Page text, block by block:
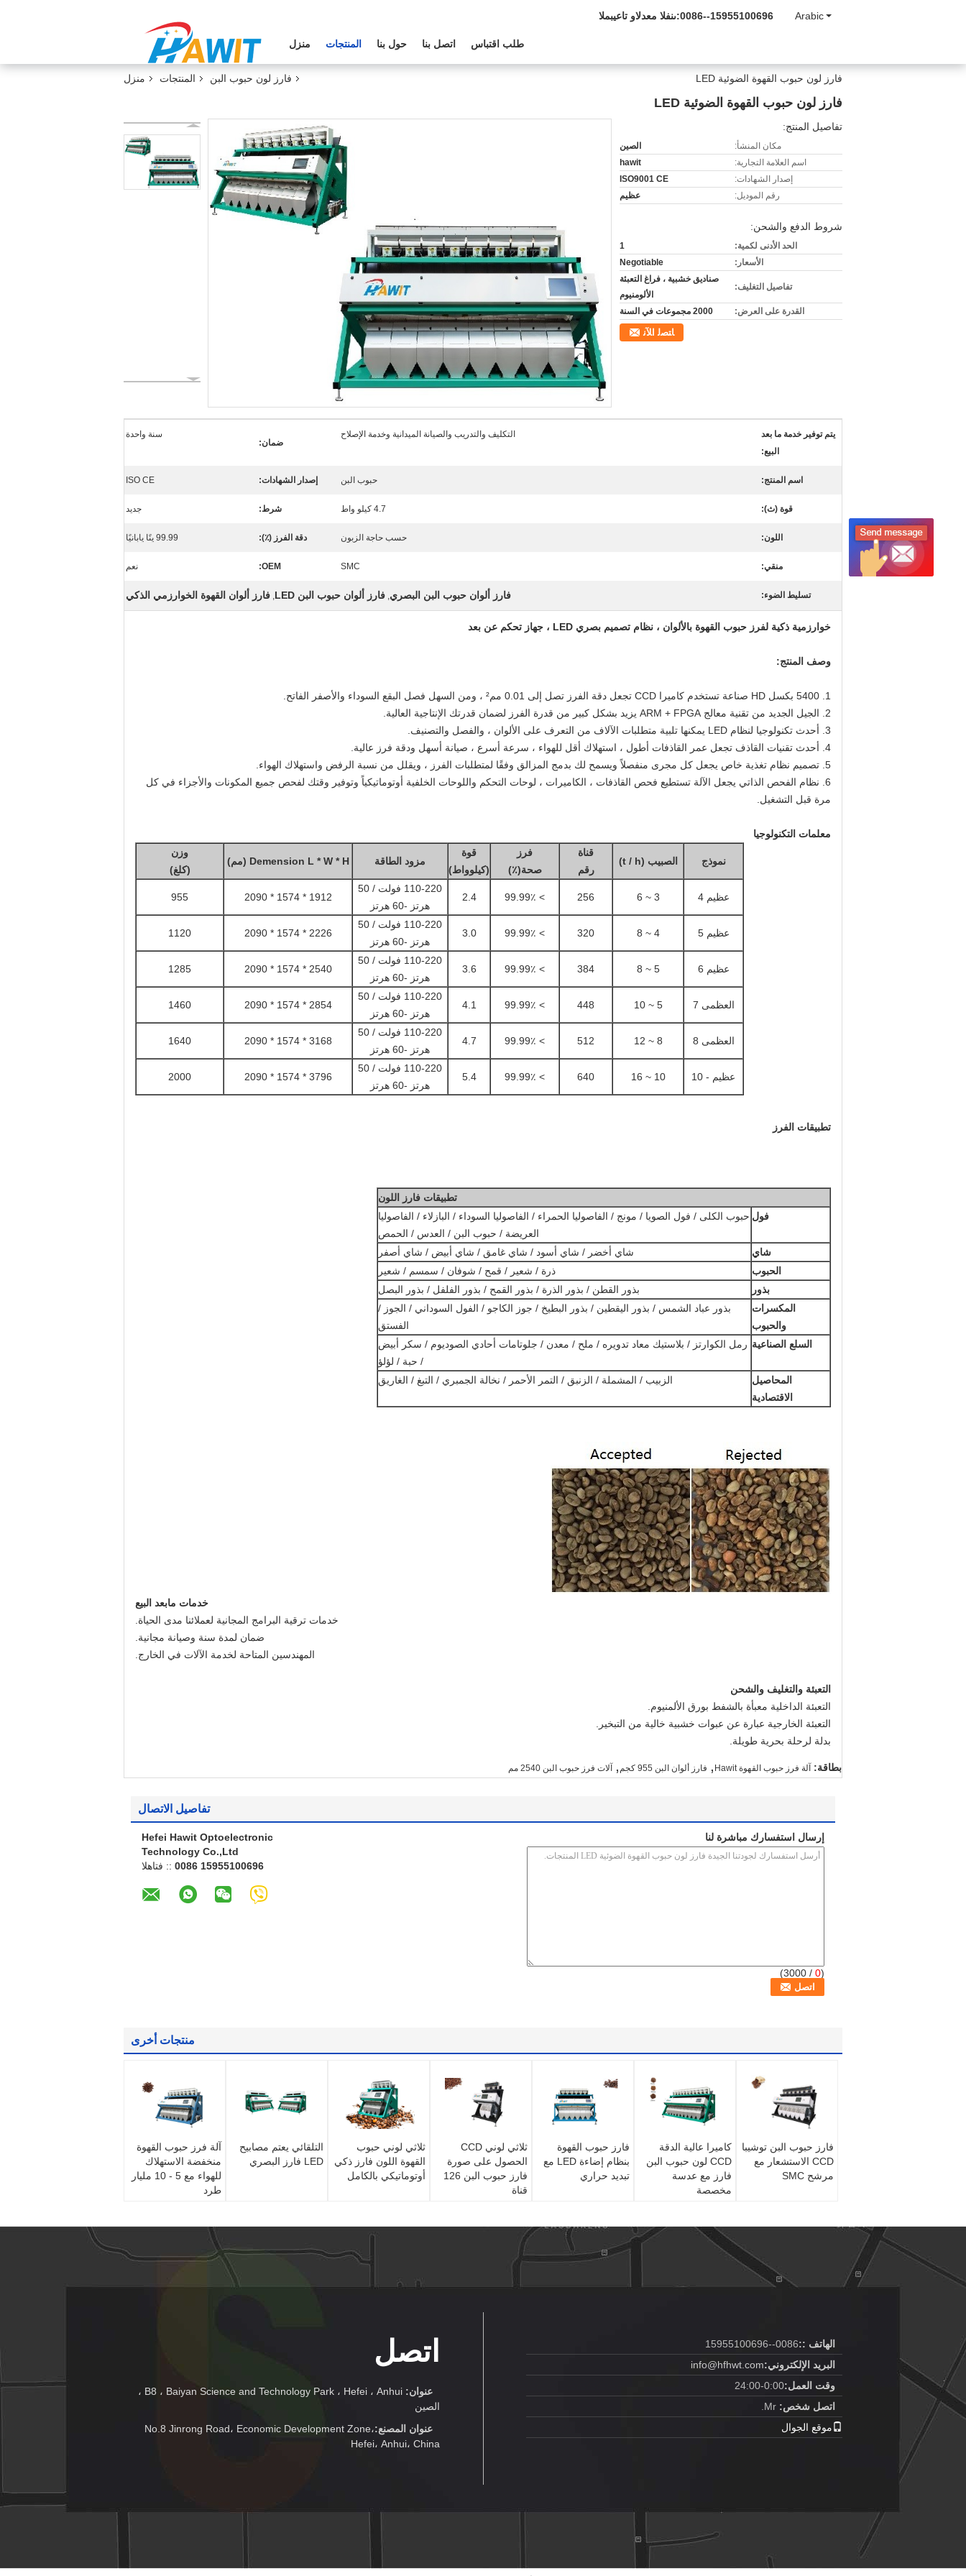
Arabic المبيعات والدعم الفنى:0086--15955100696
منزل المنتجات حول بنا اتصل بنا طلب اقتباس
منزل المنتجات فارز لون حبوب البن فارز لون حبوب القهوة الضوئية LED
فارز لون حبوب القهوة الضوئية LED
تفاصيل المنتج:
مكان المنشأ:
الصين
اسم العلامة التجارية:
hawit
إصدار الشهادات:
ISO9001 CE
رقم الموديل:
عظيم
شروط الدفع والشحن:
الحد الأدنى لكمية:
1
الأسعار:
Negotiable
تفاصيل التغليف:
صناديق خشبية ، فراغ التعبئة
الألومنيوم
القدرة على العرض:
2000 مجموعات في السنة
ﺎﺘﺼﻟ ﺍﻶﻧ
يتم توفير خدمة ما بعد
البيع:
التكليف والتدريب والصيانة الميدانية وخدمة الإصلاح
ضمان:
سنة واحدة
اسم المنتج: حبوب البن إصدار الشهادات: ISO CE
قوة (ث): 4.7 كيلو واط شرط: جديد
اللون: حسب حاجة الزبون دقة الفرز (٪): 99.99 ينًا يابانيًا
منقي: SMC
OEM: نعم
تسليط الضوء: فارز ألوان حبوب البن البصري, فارز ألوان حبوب البن LED , فارز ألوان القهوة الخوارزمي الذكي
خوارزمية ذكية لفرز حبوب القهوة بالألوان ، نظام تصميم بصري LED ، جهاز تحكم عن بعد
وصف المنتج:
1. 5400 بكسل HD صناعة تستخدم كاميرا CCD تجعل دقة الفرز تصل إلى 0.01 مم² ، ومن السهل فصل البقع السوداء والأصفر الفاتح.
2. الجيل الجديد من تقنية معالج ARM + FPGA يزيد بشكل كبير من قدرة الفرز لضمان قدرتك الإنتاجية العالية.
3. أحدث تكنولوجيا لنظام LED يمكنها تلبية متطلبات الآلاف من التعرف على الألوان ، والفصل والتصنيف.
4. أحدث تقنيات القاذف تجعل عمر القاذفات أطول ، استهلاك أقل للهواء ، سرعة أسرع ، صيانة أسهل ودقة فرز عالية.
5. تصميم نظام تغذية خاص يجعل كل مجرى منفصلاً ويسمح لك بدمج المزالق وفقًا لمتطلبات الفرز ، ويقلل من نسبة الرفض واستهلاك الهواء.
6. نظام الفحص الذاتي يجعل الآلة تستطيع فحص القاذفات ، الكاميرات ، لوحات التحكم واللوحات الخلفية أوتوماتيكياً وتوفير وقتك لفحص جميع المكونات والأجزاء في كل
مرة قبل التشغيل.
معلمات التكنولوجيا
نموذج الصبيب (t / h)
قناة
رقم
فرز
صحة(٪)
قوة
(كيلوواط)
مزود الطاقة Demension L * W * H (مم)
وزن
(كلغ)
عظيم 4 3 ~ 6
256 > 99.99٪ 2.4
110-220 فولت / 50
هرتز -60 هرتز
1912 * 1574 * 2090
955
عظيم 5 4 ~ 8
320 > 99.99٪ 3.0
110-220 فولت / 50
هرتز -60 هرتز
2226 * 1574 * 2090
1120
عظيم 6 5 ~ 8
384 > 99.99٪ 3.6
110-220 فولت / 50
هرتز -60 هرتز
2540 * 1574 * 2090
1285
العظمى 7 5 ~ 10
448 > 99.99٪ 4.1
110-220 فولت / 50
هرتز -60 هرتز
2854 * 1574 * 2090
1460
العظمى 8 8 ~ 12
512 > 99.99٪ 4.7
110-220 فولت / 50
هرتز -60 هرتز
3168 * 1574 * 2090
1640
عظيم - 10 10 ~ 16
640 > 99.99٪ 5.4
110-220 فولت / 50
هرتز -60 هرتز
3796 * 1574 * 2090
2000
تطبيقات الفرز
تطبيقات فارز اللون
فول حبوب الكلى / فول الصويا / مونج / الفاصوليا الحمراء / الفاصوليا السوداء / البازلاء / الفاصوليا
العريضة / حبوب البن / العدس / الحمص
شاي
شاي أخضر / شاي أسود / شاي غامق / شاي أبيض / شاي أصفر
الحبوب
ذرة / شعير / قمح / شوفان / سمسم / شعير
بذور
بذور القطن / بذور الذرة / بذور القمح / بذور الفلفل / بذور البصل
المكسرات
والحبوب
بذور عباد الشمس / بذور اليقطين / بذور البطيخ / جوز الكاجو / الفول السوداني / الجوز /
الفستق
السلع الصناعية رمل الكوارتز / بلاستيك معاد تدويره / ملح / معدن / جلوتامات أحادي الصوديوم / سكر أبيض
/ حبة / لؤلؤ
المحاصيل
الاقتصادية
الزبيب / المشملة / الزنبق / التمر الأحمر / نخالة الجمبري / التبغ / الغاريق
خدمات مابعد البيع
خدمات ترقية البرامج المجانية لعملائنا مدى الحياة.
ضمان لمدة سنة وصيانة مجانية.
المهندسين المتاحة لخدمة الآلات في الخارج.
التعبئة والتغليف والشحن
التعبئة الداخلية معبأة بالشفط بورق الألمنيوم.
التعبئة الخارجية عبارة عن عبوات خشبية خالية من التبخير.
بدلة لرحلة بحرية طويلة.
بطاقة: آلة فرز حبوب القهوة Hawit , فارز ألوان البن 955 كجم , آلات فرز حبوب البن 2540 مم
تفاصيل الاتصال
Hefei Hawit Optoelectronic
Technology Co.,Ltd
الهاتف :: 0086 15955100696
إرسال استفسارك مباشرة لنا
(
0
/ 3000)
منتجات أخرى
آلة فرز حبوب القهوة
منخفضة الاستهلاك
للهواء مع 5 - 10 مليار
طرد
التلقائي يعتم مصابيح
LED فارز البصري
ثلاثي لوني حبوب
القهوة اللون فارز ذكي
أوتوماتيكي بالكامل
ثلاثي لوني CCD
الحصول على صورة
فارز حبوب البن 126
قناة
فارز حبوب القهوة
بنظام إضاءة LED مع
تبديد حراري
كاميرا عالية الدقة
CCD لون حبوب البن
فارز مع عدسة
مخصصة
فارز حبوب البن توشيبا
CCD الاستشعار مع
مرشح SMC
اتصل
عنوان:
B8 ، Baiyan Science and Technology Park ، Hefei ، Anhui ،
الصين
عنوان المصنع:No.8 Jinrong Road، Economic Development Zone،
Hefei، Anhui، China
الهاتف ::0086--15955100696
البريد الإلكتروني:info@hfhwt.com
وقت العمل:0:00-24:00
اتصل شخص:
موقع الجوال